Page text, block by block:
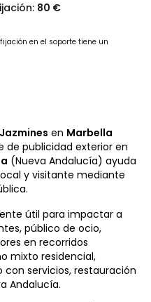
80 €
en el soporte tiene un
en Marbella
de publicidad exterior en
(Nueva Andalucía) ayuda
y visitante mediante
útil para impactar a
público de ocio,
en recorridos
mixto residencial,
servicios, restauración
Andalucía.